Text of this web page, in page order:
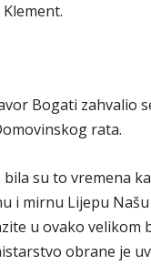
Bogati zahvalio
rata.
su to vremena
i mirnu Lijepu
u ovako
obrane je